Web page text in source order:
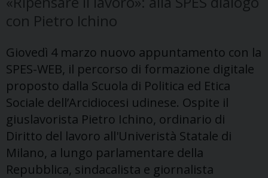
con Pietro Ichino
Giovedì 4 marzo nuovo appuntamento con la
SPES-WEB, il percorso di formazione digitale
proposto dalla Scuola di Politica ed Etica
Sociale dell’Arcidiocesi udinese. Ospite il
giuslavorista Pietro Ichino, ordinario di
Diritto del lavoro all'Univeristà Statale di
Milano, a lungo parlamentare della
Repubblica, sindacalista e giornalista